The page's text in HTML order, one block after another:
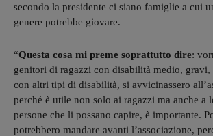
secondo la presidente ci siano famiglie a cui
genere potrebbe giovare.
“Questa cosa mi preme soprattutto dire:
genitori di ragazzi con disabilità medio, gravi,
con altri tipi di disabilità, si avvicinassero
perché è utile non solo ai ragazzi ma anche a
persone che li possano capire, è importante.
potrebbero mandare avanti l’associazione,